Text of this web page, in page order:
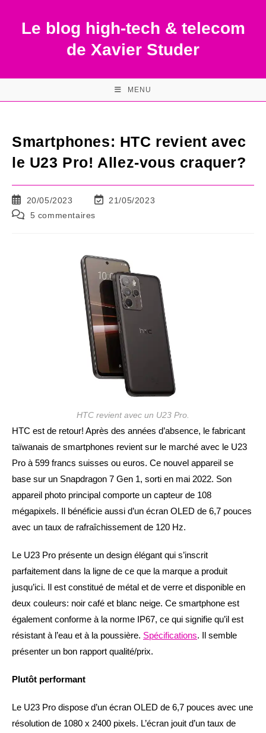
contentLe blog high-tech & telecom
de Xavier Studer
MENU
Smartphones: HTC revient avec
le U23 Pro! Allez-vous craquer?
Publication
publiée :
20/05/2023
Dernière
21/05/2023
Commentaires
5 commentaires
HTC revient avec un U23 Pro.
HTC est de retour! Après des années d’absence, le fabricant
taïwanais de smartphones revient sur le marché avec le U23
Pro à 599 francs suisses ou euros. Ce nouvel appareil se
base sur un Snapdragon 7 Gen 1, sorti en mai 2022. Son
appareil photo principal comporte un capteur de 108
mégapixels. Il bénéficie aussi d’un écran OLED de 6,7 pouces
avec un taux de rafraîchissement de 120 Hz.
Le U23 Pro présente un design élégant qui s’inscrit
parfaitement dans la ligne de ce que la marque a produit
jusqu’ici. Il est constitué de métal et de verre et disponible en
deux couleurs: noir café et blanc neige. Ce smartphone est
également conforme à la norme IP67, ce qui signifie qu’il est
résistant à l’eau et à la poussière. Spécifications. Il semble
présenter un bon rapport qualité/prix.
Plutôt performant
Le U23 Pro dispose d’un écran OLED de 6,7 pouces avec une
résolution de 1080 x 2400 pixels. L’écran jouit d’un taux de